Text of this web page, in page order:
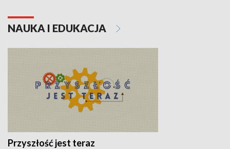
NAUKA I EDUKACJA
Przyszłość jest teraz